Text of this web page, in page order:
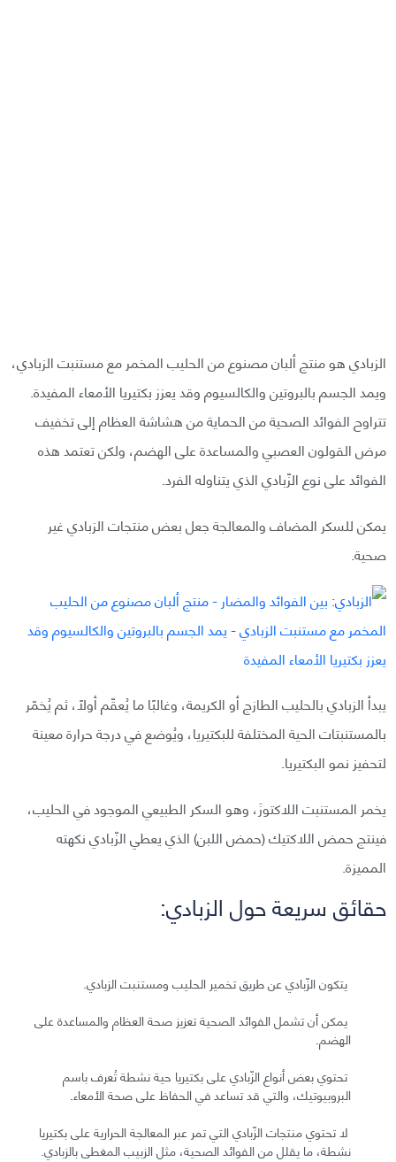
الزبادي هو منتج ألبان مصنوع من الحليب المخمر مع مستنبت الزبادي،
ويمد الجسم بالبروتين والكالسيوم وقد يعزز بكتيريا الأمعاء المفيدة.
تتراوح الفوائد الصحية من الحماية من هشاشة العظام إلى تخفيف
مرض القولون العصبي والمساعدة على الهضم، ولكن تعتمد هذه
الفوائد على نوع الزّبادي الذي يتناوله الفرد.
يمكن للسكر المضاف والمعالجة جعل بعض منتجات الزبادي غير
صحية.
يبدأ الزبادي بالحليب الطازج أو الكريمة، وغالبًا ما يُعقّم أولًا، ثم يُخمّر
بالمستنبتات الحية المختلفة للبكتيريا، ويُوضع في درجة حرارة معينة
لتحفيز نمو البكتيريا.
يخمر المستنبت اللاكتوزَ، وهو السكر الطبيعي الموجود في الحليب،
فينتج حمض اللاكتيك (حمض اللبن) الذي يعطي الزّبادي نكهته
المميزة.
حقائق سريعة حول الزبادي:
يتكون الزّبادي عن طريق تخمير الحليب ومستنبت الزبادي.
يمكن أن تشمل الفوائد الصحية تعزيز صحة العظام والمساعدة على
الهضم.
تحتوي بعض أنواع الزّبادي على بكتيريا حية نشطة تُعرف باسم
البروبيوتيك، والتي قد تساعد في الحفاظ على صحة الأمعاء.
لا تحتوي منتجات الزّبادي التي تمر عبر المعالجة الحرارية على بكتيريا
نشطة، ما يقلل من الفوائد الصحية، مثل الزبيب المغطى بالزبادي.